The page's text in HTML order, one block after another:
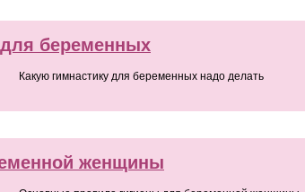
беременных
Какую гимнастику для беременных надо делать
женщины